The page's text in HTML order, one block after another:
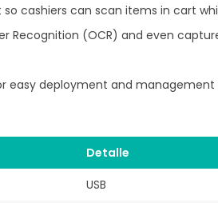
cashiers can scan items in cart
Recognition (OCR) and even
deployment and management
Detalle
USB